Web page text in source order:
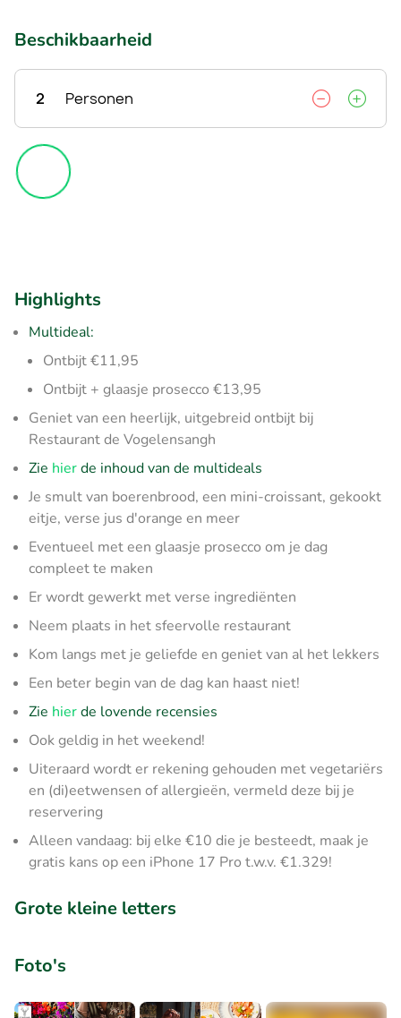
Beschikbaarheid
2 Personen
Highlights
Multideal:
Ontbijt €11,95
Ontbijt + glaasje prosecco €13,95
Geniet van een heerlijk, uitgebreid ontbijt bij
Restaurant de Vogelensangh
Zie hierde inhoud van de multideals
Je smult van boerenbrood, een mini-croissant, gekookt
eitje, verse jus d'orange en meer
Eventueel met een glaasje prosecco om je dag
compleet te maken
Er wordt gewerkt met verse ingrediënten
Neem plaats in het sfeervolle restaurant
Kom langs met je geliefde en geniet van al het lekkers
Een beter begin van de dag kan haast niet!
Zie hierde lovende recensies
Ook geldig in het weekend!
Uiteraard wordt er rekening gehouden met vegetariërs
en (di)eetwensen of allergieën, vermeld deze bij je
reservering
Alleen vandaag: bij elke €10 die je besteedt, maak je
gratis kans op een iPhone 17 Pro t.w.v. €1.329!
Grote kleine letters
Foto's